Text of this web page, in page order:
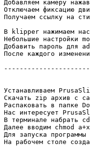
Добавляем камеру
Отключаем фиксацию
Получаем ссылку на
В klipper нажимаем
Небольшие
Добавить пароль для
После каждого
Устанавливаем
Скачать zip архив с
Распаковать в папке
Нас интересует
В терминале набрать
Далее вводим chmod
Для запуска
На рабочем столе